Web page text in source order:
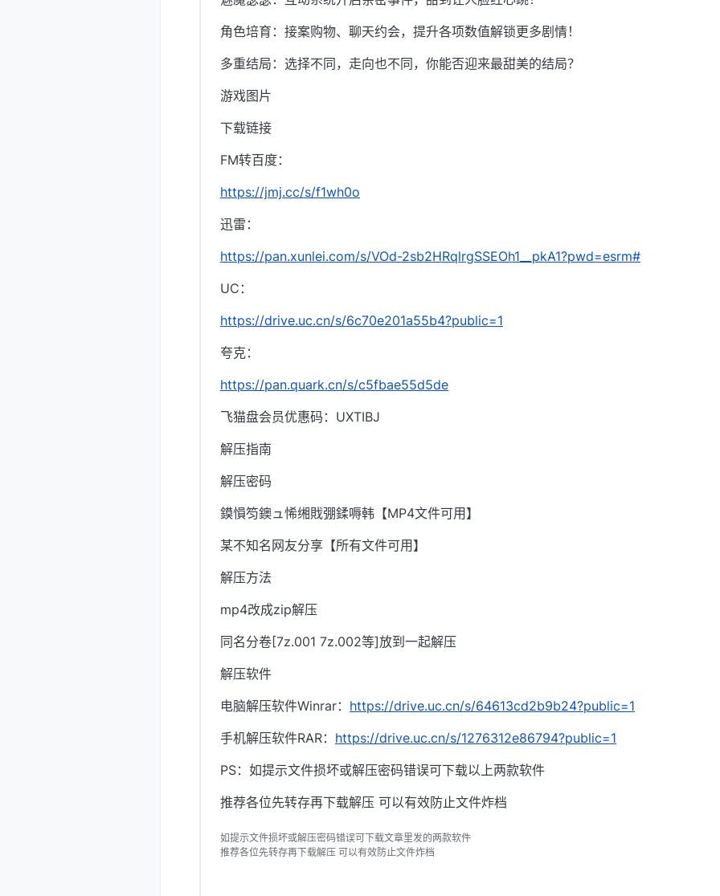
角色培育：接案购物、聊天约会，提升各项数值解锁更多剧情！
多重结局：选择不同，走向也不同，你能否迎来最甜美的结局？
游戏图片
下载链接
FM转百度：
https://jmj.cc/s/f1wh0o
迅雷：
https://pan.xunlei.com/s/VOd-2sb2HRqlrgSSEOh1__pkA1?pwd=esrm#
UC：
https://drive.uc.cn/s/6c70e201a55b4?public=1
夸克：
https://pan.quark.cn/s/c5fbae55d5de
飞猫盘会员优惠码：UXTIBJ
解压指南
解压密码
鏌愪笉鐭ュ悕缃戝弸鍒嗕韩【MP4文件可用】
某不知名网友分享【所有文件可用】
解压方法
mp4改成zip解压
同名分卷[7z.001 7z.002等]放到一起解压
解压软件
电脑解压软件Winrar： https://drive.uc.cn/s/64613cd2b9b24?public=1
手机解压软件RAR： https://drive.uc.cn/s/1276312e86794?public=1
PS：如提示文件损坏或解压密码错误可下载以上两款软件
推荐各位先转存再下载解压 可以有效防止文件炸档
如提示文件损坏或解压密码错误可下载文章里发的两款软件
推荐各位先转存再下载解压 可以有效防止文件炸档